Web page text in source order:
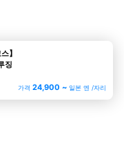
】
징
가격 24,900 ~ 일본 엔 /자리